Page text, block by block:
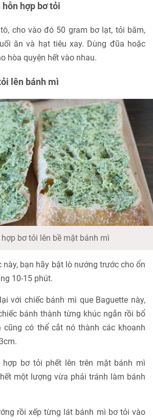
hỗn hợp bơ tỏi
cho vào đó 50 gram bơ lạt, tỏi băm,
ăn và hạt tiêu xay. Dùng đũa hoặc
hòa quyện hết vào nhau.
lên bánh mì
hợp bơ tỏi lên bề mặt bánh mì
bạn hãy bật lò nướng trước cho ổn
10-15 phút.
với chiếc bánh mì que Baguette này,
bánh thành từng khúc ngắn rồi bổ
cũng có thể cắt nó thành các khoanh
hợp bơ tỏi phết lên trên mặt bánh mì
một lượng vừa phải tránh làm bánh
rồi xếp từng lát bánh mì bơ tỏi vào